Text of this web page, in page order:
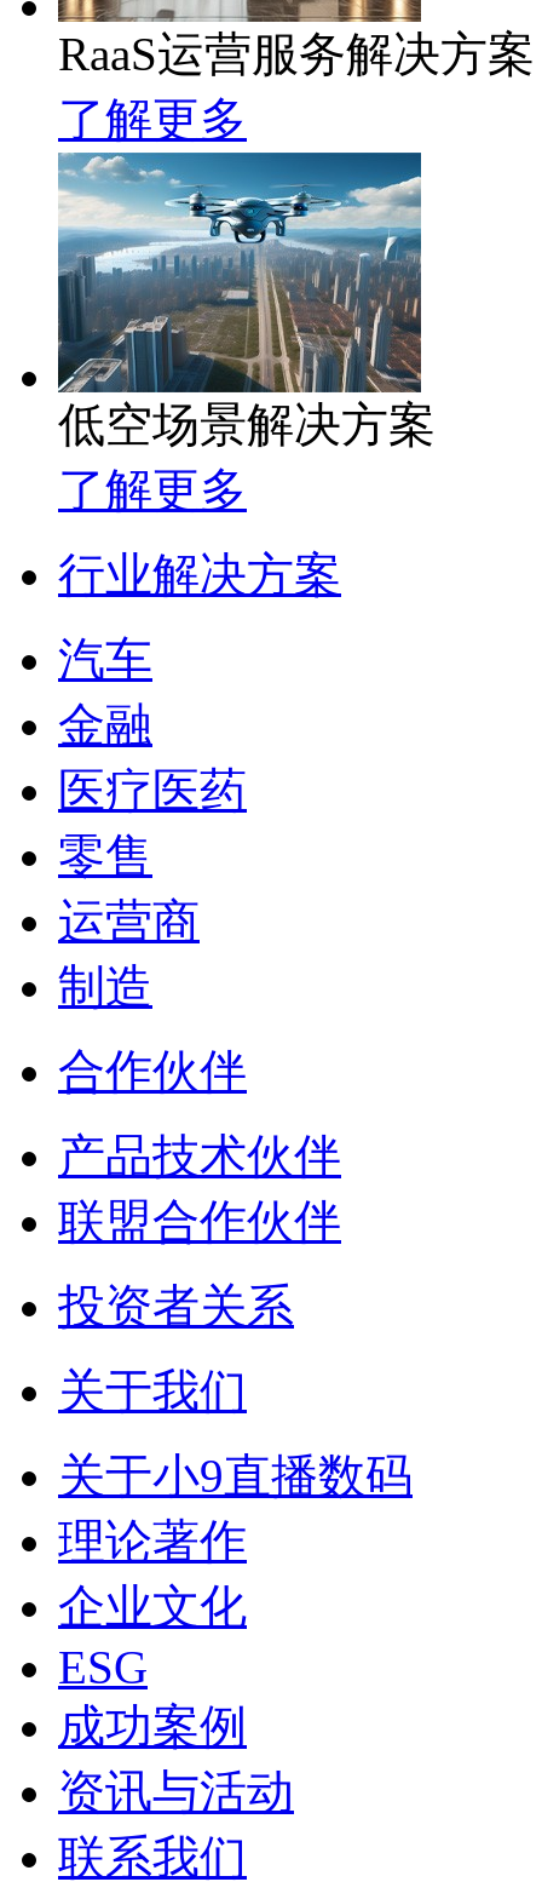
RaaS运营服务解决方案
了解更多
低空场景解决方案
了解更多
行业解决方案
汽车
金融
医疗医药
零售
运营商
制造
合作伙伴
产品技术伙伴
联盟合作伙伴
投资者关系
关于我们
关于小9直播数码
理论著作
企业文化
ESG
成功案例
资讯与活动
联系我们